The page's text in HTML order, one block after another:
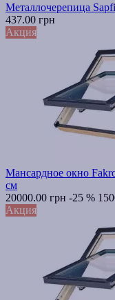
Металлочерепица
437.00 грн
Акция
Мансардное окно
см
20000.00 грн -25 %
Акция